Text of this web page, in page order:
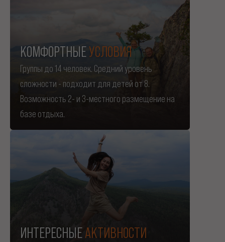
КОМФОРТНЫЕУСЛОВИЯ
Группы до 14 человек. Средний уровень
сложности - подходит для детей от 8.
Возможность 2- и 3-местного размещение на
базе отдыха.
ИНТЕРЕСНЫЕАКТИВНОСТИ